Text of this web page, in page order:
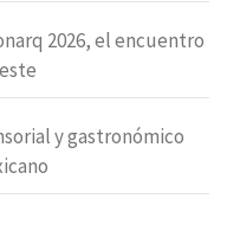
2026, el encuentro
y gastronómico